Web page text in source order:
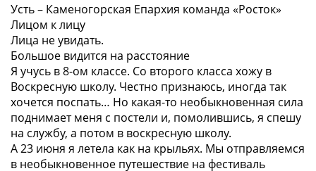
Усть – Каменогорская Епархия команда «Росток»
Лицом к лицу
Лица не увидать.
Большое видится на расстояние
Я учусь в 8-ом классе. Со второго класса хожу в
Воскресную школу. Честно признаюсь, иногда так
хочется поспать… Но какая-то необыкновенная сила
поднимает меня с постели и, помолившись, я спешу
на службу, а потом в воскресную школу.
А 23 июня я летела как на крыльях. Мы отправляемся
в необыкновенное путешествие на фестиваль